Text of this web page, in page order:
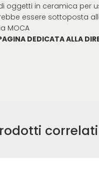
oggetti in ceramica per
essere sottoposta
MOCA
DEDICATA ALLA
correlati